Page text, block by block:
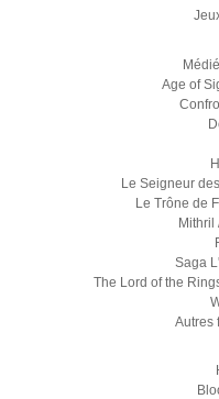
Age of
Le Seigneur
Le Trône de
Mithril
Saga
The Lord of the
Autres